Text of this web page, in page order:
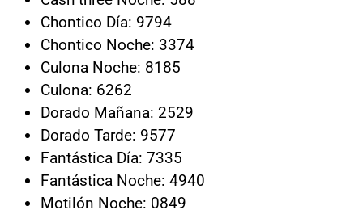
Chontico Día: 9794
Chontico Noche: 3374
Culona Noche: 8185
Culona: 6262
Dorado Mañana: 2529
Dorado Tarde: 9577
Fantástica Día: 7335
Fantástica Noche: 4940
Motilón Noche: 0849